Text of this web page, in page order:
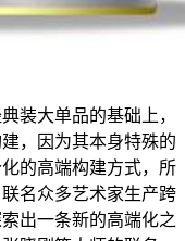
装大单品的基础上，
，因为其本身特殊的
的高端构建方式，所
名众多艺术家生产跨
出一条新的高端化之